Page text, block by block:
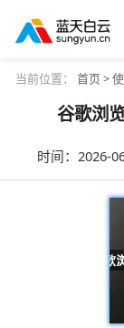
当前位置： 首页 >
谷歌浏
时间：2026-